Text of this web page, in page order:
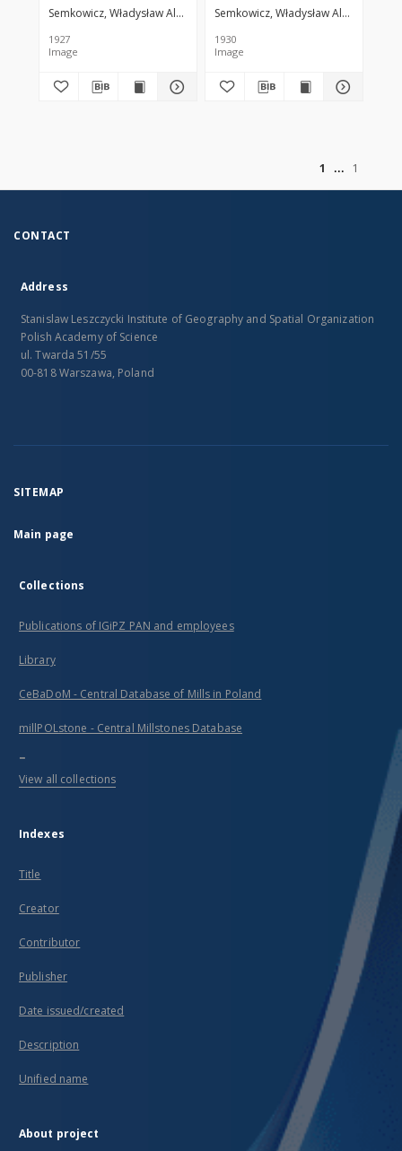
oraz miejsc
historycznych do końca
XVII w. : podziałka 1:6
000 000
Semkowicz, Władysław Aleksander (1878–1949)
1927
Image
Semkowicz, Władysław Aleksander
1930
Image
1
1
CONTACT
Address
Stanislaw Leszczycki Institute of Geography and Spatial Organization
Polish Academy of Science
ul. Twarda 51/55
00-818 Warszawa, Poland
SITEMAP
Main page
Collections
Publications of IGiPZ PAN and employees
Library
CeBaDoM - Central Database of Mills in Poland
millPOLstone - Central Millstones Database
...
View all collections
Indexes
Title
Creator
Contributor
Publisher
Date issued/created
Description
Unified name
About project